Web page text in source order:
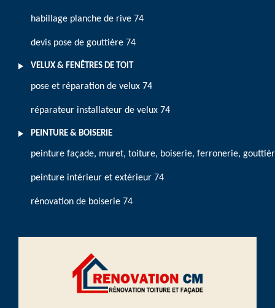
habillage planche de rive 74
devis pose de gouttière 74
VELUX & FENÊTRES DE TOIT
pose et réparation de velux 74
réparateur installateur de velux 74
PEINTURE & BOISERIE
peinture façade, muret, toiture, boiserie, ferronerie,
peinture intérieur et extérieur 74
rénovation de boiserie 74